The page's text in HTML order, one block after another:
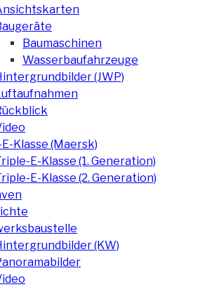
Baumaschinen
Wasserbaufahrzeuge
(JWP)
Klasse (Maersk)
E-Klasse (1. Generation)
E-Klasse (2. Generation)
(KW)